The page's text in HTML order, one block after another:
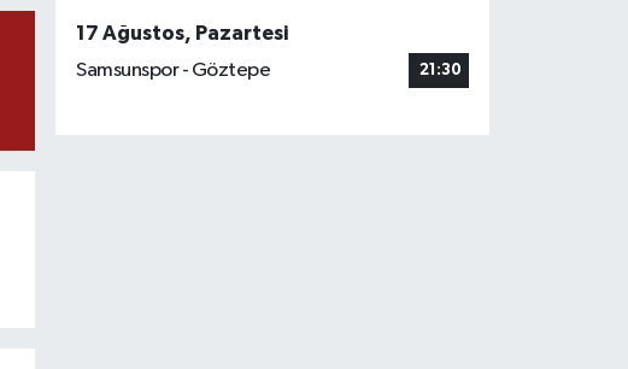
17 Ağustos, Pazartesi
Samsunspor - Göztepe
21:30